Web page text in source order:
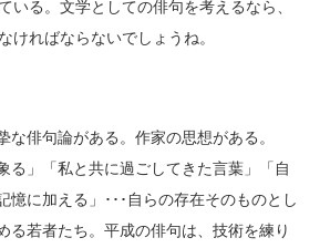
いる。文学としての俳句を考えるなら、
ければならないでしょうね。
俳句論がある。作家の思想がある。
る」「私と共に過ごしてきた言葉」「自
憶に加える」･･･自らの存在そのものとし
る若者たち。平成の俳句は、技術を練り